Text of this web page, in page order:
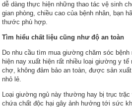
dễ dàng thực hiện những thao tác vệ sinh
gian phòng, chiều cao của bệnh nhân, bạn
thước phù hợp.
Tìm hiểu chất liệu cũng như độ an toàn
Do nhu cầu tìm mua giường chăm sóc
hiện nay xuất hiện rất nhiều loại giường y
chợ, không đảm bảo an toàn, được sản
nhỏ lẻ.
Loại giường ngủ này thường hay bị trục
chứa chất độc hại gây ảnh hưởng tới sức